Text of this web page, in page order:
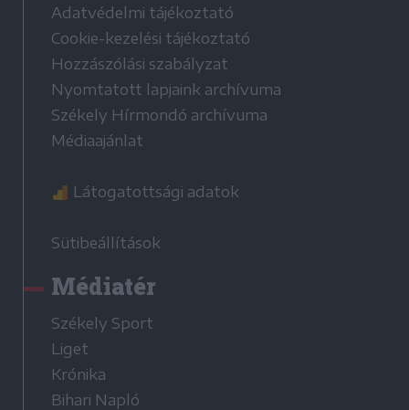
Adatvédelmi tájékoztató
Cookie-kezelési tájékoztató
Hozzászólási szabályzat
Nyomtatott lapjaink archívuma
Székely Hírmondó archívuma
Médiaajánlat
Látogatottsági adatok
Sütibeállítások
Médiatér
Székely Sport
Liget
Krónika
Bihari Napló